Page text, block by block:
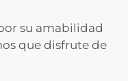
su amabilidad
que disfrute de